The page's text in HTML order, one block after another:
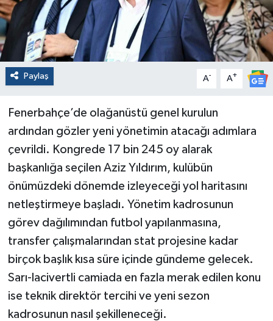
Paylaş A- A+
Fenerbahçe’de olağanüstü genel kurulun
ardından gözler yeni yönetimin atacağı adımlara
çevrildi. Kongrede 17 bin 245 oy alarak
başkanlığa seçilen Aziz Yıldırım, kulübün
önümüzdeki dönemde izleyeceği yol haritasını
netleştirmeye başladı. Yönetim kadrosunun
görev dağılımından futbol yapılanmasına,
transfer çalışmalarından stat projesine kadar
birçok başlık kısa süre içinde gündeme gelecek.
Sarı-lacivertli camiada en fazla merak edilen konu
ise teknik direktör tercihi ve yeni sezon
kadrosunun nasıl şekilleneceği.